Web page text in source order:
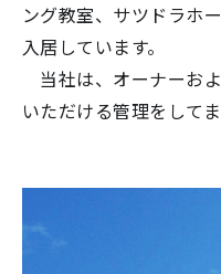
ング教室、サツドラホ
入居しています。
当社は、オーナーお
いただける管理をしてま